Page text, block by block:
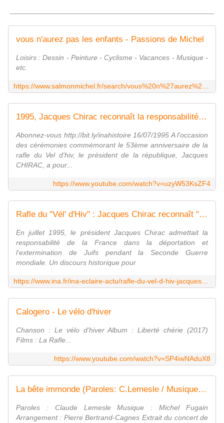
vous n'aurez pas les enfants - Passions de Michel
Loisirs : Dessin - Peinture - Cyclisme - Vacances - Musique -
etc.
1995, Jacques Chirac reconnaît la responsabilité de l'état dans la déportation | Archive INA
Abonnez-vous http://bit.ly/inahistoire 16/07/1995 A l'occasion
des cérémonies commémorant le 53ème anniversaire de la
rafle du Vel d'hiv, le président de la république, Jacques
CHIRAC, a pour...
https://www.youtube.com/watch?v=uzyW53KsZF4
Rafle du "Vél' d'Hiv" : Jacques Chirac reconnaît "les fautes du passé" | INA
En juillet 1995, le président Jacques Chirac admettait la
responsabilité de la France dans la déportation et
l'extermination de Juifs pendant la Seconde Guerre
mondiale. Un discours historique pour
Calogero - Le vélo d'hiver
Chanson : Le vélo d'hiver Album : Liberté chérie (2017)
Films : La Rafle...
https://www.youtube.com/watch?v=SP4iwNAduX8
La bête immonde (Paroles: C.Lemesle / Musique: M.Fugain)
Paroles : Claude Lemesle Musique : Michel Fugain
Arrangement : Pierre Bertrand-Cagnes Extrait du concert de